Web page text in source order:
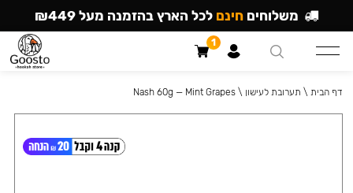
דף הבית \ תערובת לעישון \
Nash 60g — Mint Grapes
משלוחים חינם לכל הארץ בהזמנה מעל ₪449
1